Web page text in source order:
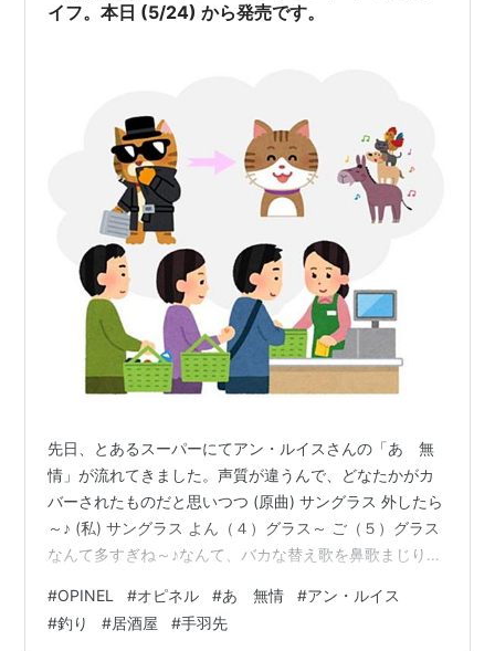
イフ。本日 (5/24) から発売です。
先日、とあるスーパーにてアン・ルイスさんの「あゝ無
情」が流れてきました。声質が違うんで、どなたかがカ
バーされたものだと思いつつ (原曲) サングラス 外したら
～♪ (私) サングラス よん（４）グラス～ ご（５）グラス
なんて多すぎね～♪なんて、バカな替え歌を鼻歌まじりに
ら、「日系日本人だねぇ～」って言われちゃいました。
仕事でたまに海外出張する私。けっこう英語の勉強をし
#OPINEL #オピネル #あゝ無情 #アン・ルイス
#釣り #居酒屋 #手羽先